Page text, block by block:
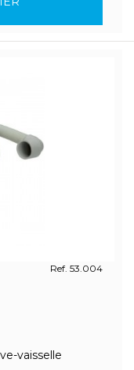
Ref. 53.004
vaisselle